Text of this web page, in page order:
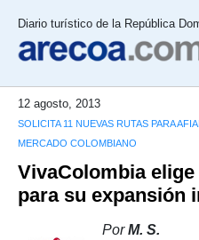
Diario turístico de la República
12 agosto, 2013
SOLICITA 11 NUEVAS RUTAS PARA
MERCADO COLOMBIANO
VivaColombia
para su expansión
PorM. S.